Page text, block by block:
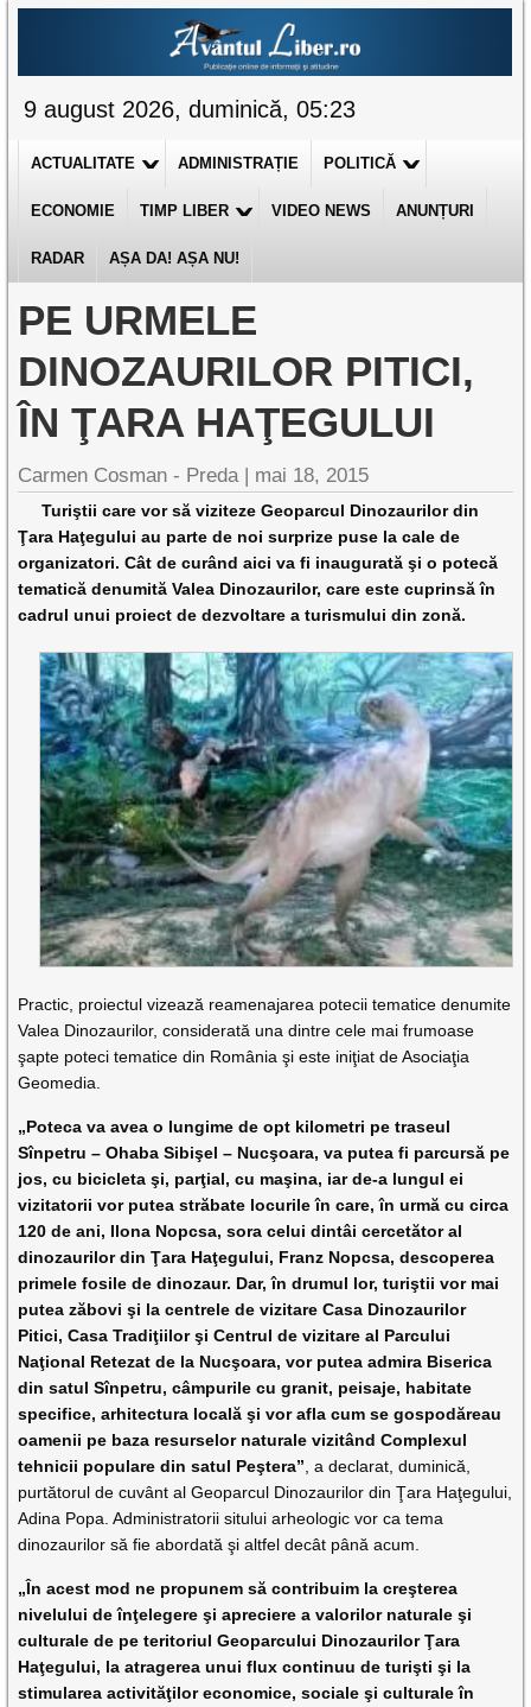
9 august 2026, duminică, 05:23
ACTUALITATE ADMINISTRAȚIE POLITICĂ
ECONOMIE TIMP LIBER VIDEO NEWS ANUNȚURI
RADAR AȘA DA! AȘA NU!
PE URMELE
DINOZAURILOR PITICI,
ÎN ŢARA HAŢEGULUI
Carmen Cosman - Preda | mai 18, 2015
Turiştii care vor să viziteze Geoparcul Dinozaurilor din
Ţara Haţegului au parte de noi surprize puse la cale de
organizatori. Cât de curând aici va fi inaugurată şi o potecă
tematică denumită Valea Dinozaurilor, care este cuprinsă în
cadrul unui proiect de dezvoltare a turismului din zonă.
Practic, proiectul vizează reamenajarea potecii tematice denumite
Valea Dinozaurilor, considerată una dintre cele mai frumoase
şapte poteci tematice din România şi este iniţiat de Asociaţia
Geomedia.
„Poteca va avea o lungime de opt kilometri pe traseul
Sînpetru – Ohaba Sibişel – Nucşoara, va putea fi parcursă pe
jos, cu bicicleta şi, parţial, cu maşina, iar de-a lungul ei
vizitatorii vor putea străbate locurile în care, în urmă cu circa
120 de ani, Ilona Nopcsa, sora celui dintâi cercetător al
dinozaurilor din Ţara Haţegului, Franz Nopcsa, descoperea
primele fosile de dinozaur. Dar, în drumul lor, turiştii vor mai
putea zăbovi şi la centrele de vizitare Casa Dinozaurilor
Pitici, Casa Tradiţiilor şi Centrul de vizitare al Parcului
Naţional Retezat de la Nucşoara, vor putea admira Biserica
din satul Sînpetru, câmpurile cu granit, peisaje, habitate
specifice, arhitectura locală şi vor afla cum se gospodăreau
oamenii pe baza resurselor naturale vizitând Complexul
tehnicii populare din satul Peştera” , a declarat, duminică,
purtătorul de cuvânt al Geoparcul Dinozaurilor din Ţara Haţegului,
Adina Popa. Administratorii sitului arheologic vor ca tema
dinozaurilor să fie abordată şi altfel decât până acum.
„În acest mod ne propunem să contribuim la creşterea
nivelului de înţelegere şi apreciere a valorilor naturale şi
culturale de pe teritoriul Geoparcului Dinozaurilor Ţara
Haţegului, la atragerea unui flux continuu de turişti şi la
stimularea activităţilor economice, sociale şi culturale în